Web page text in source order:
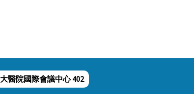
醫院國際會議中心 402